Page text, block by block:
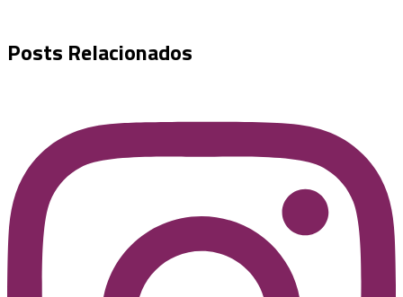
Posts Relacionados